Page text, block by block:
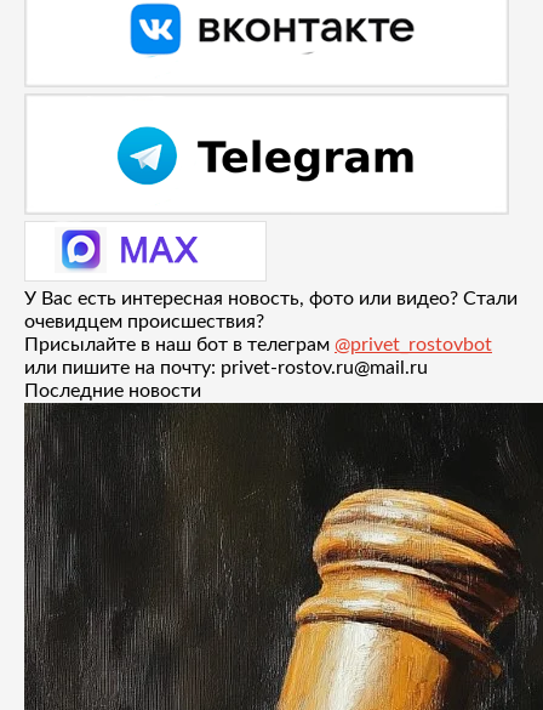
У Вас есть интересная новость, фото или видео? Стали
очевидцем происшествия?
Присылайте в наш бот в телеграм @privet_rostovbot
или пишите на почту: privet-rostov.ru@mail.ru
Последние новости